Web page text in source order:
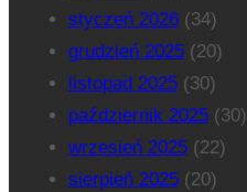
styczeń 2026(34)
grudzień 2025(20)
listopad 2025(30)
październik 2025(30)
wrzesień 2025(22)
sierpień 2025(20)